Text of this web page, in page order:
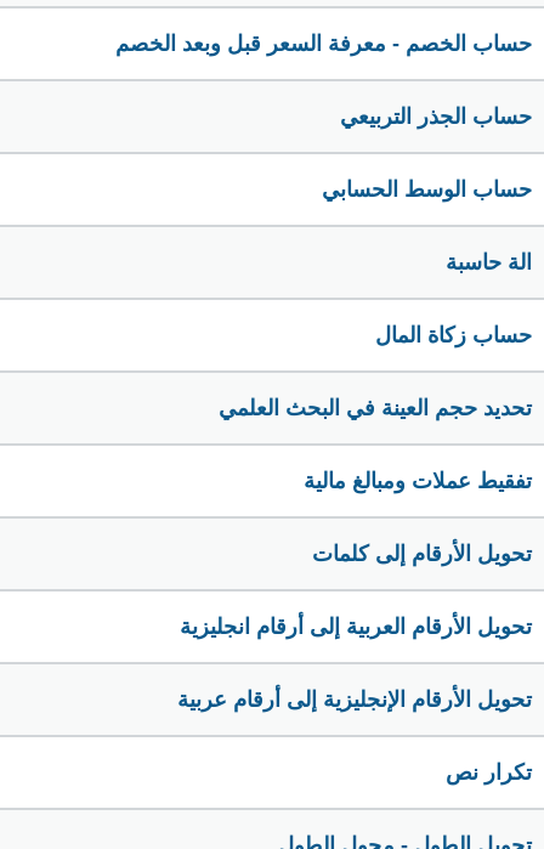
حساب الخصم - معرفة السعر قبل وبعد الخصم
حساب الجذر التربيعي
حساب الوسط الحسابي
الة حاسبة
حساب زكاة المال
تحديد حجم العينة في البحث العلمي
تفقيط عملات ومبالغ مالية
تحويل الأرقام إلى كلمات
تحويل الأرقام العربية إلى أرقام انجليزية
تحويل الأرقام الإنجليزية إلى أرقام عربية
تكرار نص